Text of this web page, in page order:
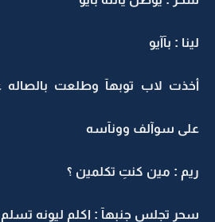
لينا : بآآيو
أخذت لاب توبهآ وطلعت بالصاله
على سوآلف وونآسه
ريم : مين كنتِ تكلمين ؟
سحر تجلس جنبهآ : اكلم ليونه